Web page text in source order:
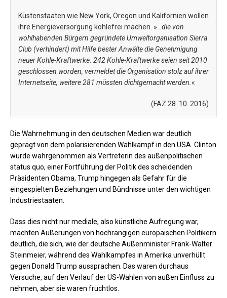
Küstenstaaten wie New York, Oregon und Kalifornien wollen
ihre Energieversorgung kohlefrei machen. »…die von
wohlhabenden Bürgern gegründete Umweltorganisation Sierra
Club (verhindert) mit Hilfe bester Anwälte die Genehmigung
neuer Kohle-Kraftwerke. 242 Kohle-Kraftwerke seien seit 2010
geschlossen worden, vermeldet die Organisation stolz auf ihrer
Internetseite, weitere 281 müssten dichtgemacht werden.«
(FAZ 28. 10. 2016)
Die Wahrnehmung in den deutschen Medien war deutlich
geprägt von dem polarisierenden Wahlkampf in den USA. Clinton
wurde wahrgenommen als Vertreterin des außenpolitischen
status quo, einer Fortführung der Politik des scheidenden
Präsidenten Obama, Trump hingegen als Gefahr für die
eingespielten Beziehungen und Bündnisse unter den wichtigen
Industriestaaten.
Dass dies nicht nur mediale, also künstliche Aufregung war,
machten Äußerungen von hochrangigen europäischen Politikern
deutlich, die sich, wie der deutsche Außenminister Frank-Walter
Steinmeier, während des Wahlkampfes in Amerika unverhüllt
gegen Donald Trump aussprachen. Das waren durchaus
Versuche, auf den Verlauf der US-Wahlen von außen Einfluss zu
nehmen, aber sie waren fruchtlos.